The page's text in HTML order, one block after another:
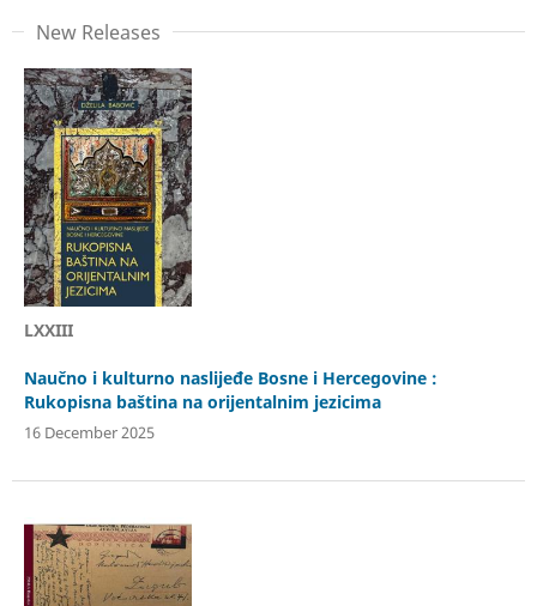
New Releases
LXXIII
Naučno i kulturno naslijeđe Bosne i Hercegovine :
Rukopisna baština na orijentalnim jezicima
16 December 2025